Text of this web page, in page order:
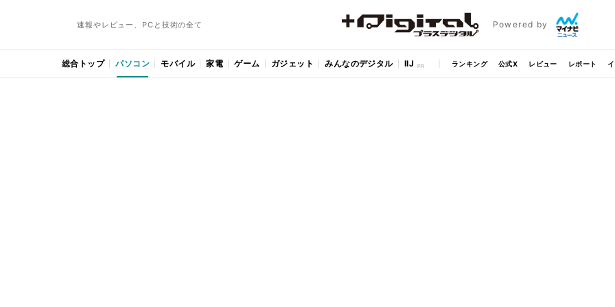
速報やレビュー、PCと技術の全て Powered by
総合トップ パソコン モバイル 家電 ゲーム ガジェット みんなのデジタル IIJ ランキング 公式X レビュー レポート